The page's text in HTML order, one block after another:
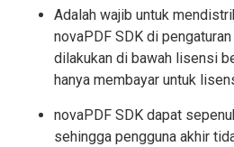
Adalah wajib untuk
novaPDF SDK di
dilakukan di bawah lisensi
hanya membayar untuk
novaPDF SDK dapat
sehingga pengguna akhir